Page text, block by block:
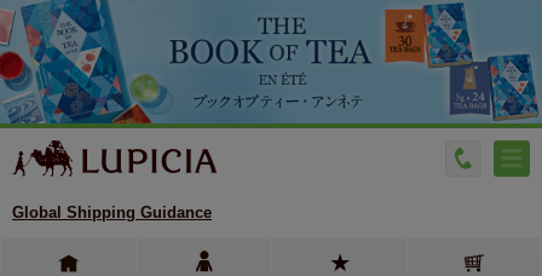
Global Shipping Guidance